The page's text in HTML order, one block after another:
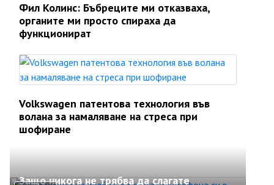
Фил Колинс: Бъбреците ми отказваха,
органите ми просто спираха да
функционират
Volkswagen патентова технология във
волана за намаляване на стреса при
шофиране
Защо никога не трябва да слагате